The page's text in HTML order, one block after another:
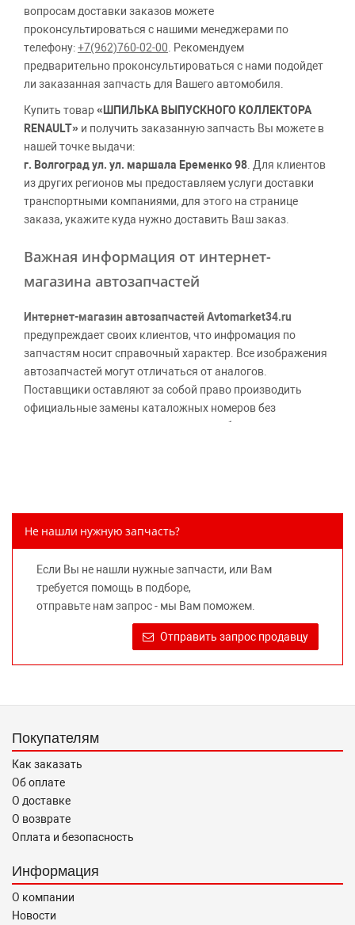
вопросам доставки заказов можете
проконсультироваться с нашими менеджерами по
телефону:+7(962)760-02-00 . Рекомендуем
предварительно проконсультироваться с нами подойдет
ли заказанная запчасть для Вашего автомобиля.
Купить товар«ШПИЛЬКА ВЫПУСКНОГО КОЛЛЕКТОРА
RENAULT» и получить заказанную запчасть Вы можете в
нашей точке выдачи:
г. Волгоград ул. ул. маршала Еременко 98 . Для клиентов
из других регионов мы предоставляем услуги доставки
транспортными компаниями, для этого на странице
заказа, укажите куда нужно доставить Ваш заказ.
Важная информация от интернет-
магазина автозапчастей
Интернет-магазин автозапчастей Avtomarket34.ru
предупреждает своих клиентов, что инфромация по
запчастям носит справочный характер. Все изображения
автозапчастей могут отличаться от аналогов.
Поставщики оставляют за собой право производить
официальные замены каталожных номеров без
дополнительного уведомления дистрибьюторов, что
части к той или иной марке автомобиля, то есть на
предлагаемых к продаже запасных частей для
автомобилей и их производителей, не нарушает права
правообладателей указанных товарных знаков.
Требование предоставлять покупателю необходимую и
достоверную информацию о товаре, предлагаемом к
«О защите прав потребителей».
Не нашли нужную запчасть?
Если Вы не нашли нужные запчасти, или Вам
требуется помощь в подборе,
отправьте нам запрос - мы Вам поможем.
Отправить запрос продавцу
Покупателям
Как заказать
Об оплате
О доставке
О возврате
Оплата и безопасность
Информация
О компании
Новости